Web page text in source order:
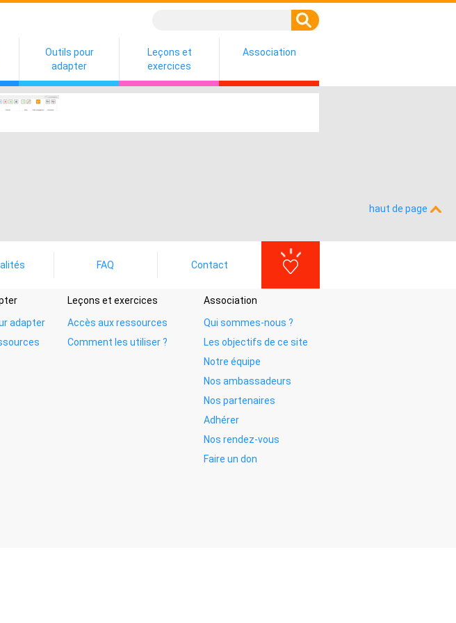
Outils pour
adapter
Leçons et
exercices
Association
haut de page
FAQ Contact
adapter
Leçons et exercices
Accès aux ressources
Comment les utiliser ?
Association
Qui sommes-nous ?
Les objectifs de ce site
Notre équipe
Nos ambassadeurs
Nos partenaires
Adhérer
Nos rendez-vous
Faire un don